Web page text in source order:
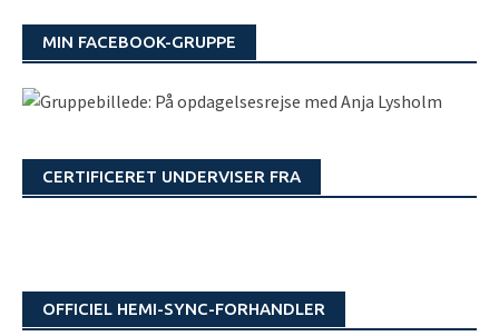
MIN FACEBOOK-GRUPPE
CERTIFICERET UNDERVISER FRA
OFFICIEL HEMI-SYNC-FORHANDLER